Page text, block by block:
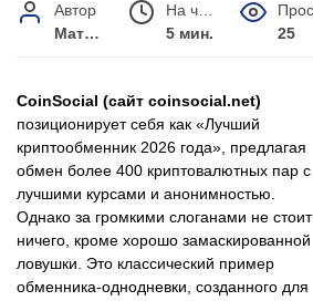
Автор
Матвей Иванов
5 мин.
25
CoinSocial (сайт coinsocial.net)
позиционирует себя как «Лучший
криптообменник 2026 года», предлагая
обмен более 400 криптовалютных пар с
лучшими курсами и анонимностью.
Однако за громкими слоганами не стоит
ничего, кроме хорошо замаскированной
ловушки. Это классический пример
обменника-однодневки, созданного для